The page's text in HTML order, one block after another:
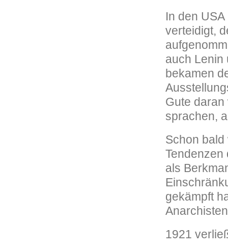
In den
verteidigt,
auch Lenin
bekamen
Gute
sprachen,
Schon
Tendenzen
als
gekämpft
1921